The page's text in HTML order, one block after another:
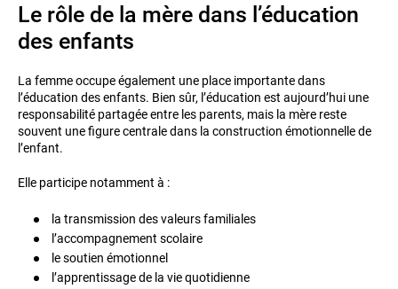
Le rôle de la mère dans l’éducation
des enfants
La femme occupe également une place importante dans
l’éducation des enfants. Bien sûr, l’éducation est aujourd’hui une
responsabilité partagée entre les parents, mais la mère reste
souvent une figure centrale dans la construction émotionnelle de
l’enfant.
Elle participe notamment à :
la transmission des valeurs familiales
l’accompagnement scolaire
le soutien émotionnel
l’apprentissage de la vie quotidienne